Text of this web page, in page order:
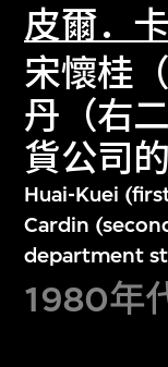
皮爾．
宋懷桂
丹（右
貨公司
Huai-Kuei
Cardin
department
1980年